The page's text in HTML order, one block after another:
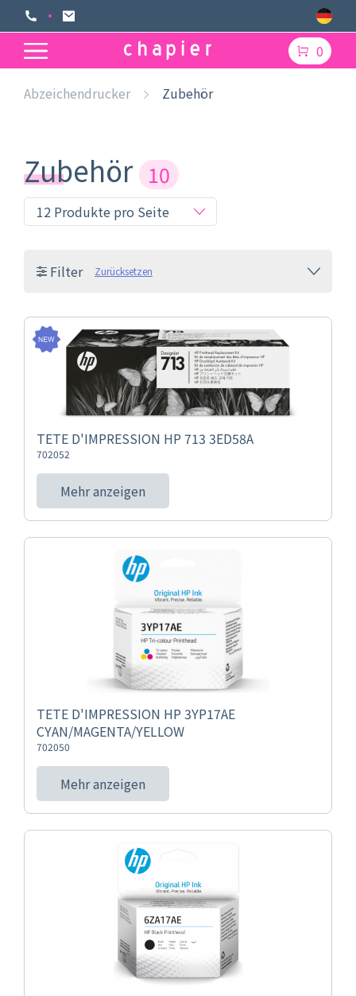
0
Abzeichendrucker Zubehör
Zubehör 10
Filter Zurücksetzen
TETE D'IMPRESSION HP 713 3ED58A
702052
Mehr anzeigen
TETE D'IMPRESSION HP 3YP17AE
CYAN/MAGENTA/YELLOW
702050
Mehr anzeigen